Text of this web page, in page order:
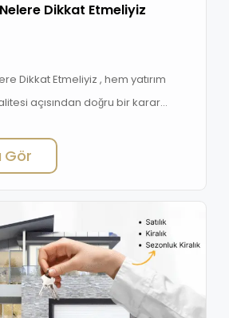
Dikkat Etmeliyiz
Dikkat Etmeliyiz , hem yatırım
açısından doğru bir karar
açabilir. İşte emlak satın alırken
gereken önemli noktalar:
Gör